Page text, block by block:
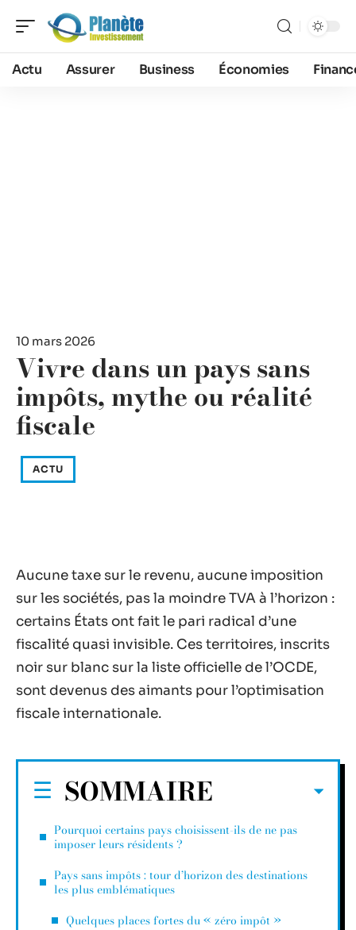
Actu Assurer Business Économies
10 mars 2026
Vivre dans un pays sans
impôts, mythe ou réalité
fiscale
ACTU
Aucune taxe sur le revenu, aucune imposition
sur les sociétés, pas la moindre TVA à l’horizon :
certains États ont fait le pari radical d’une
fiscalité quasi invisible. Ces territoires, inscrits
noir sur blanc sur la liste officielle de l’OCDE,
sont devenus des aimants pour l’optimisation
fiscale internationale.
SOMMAIRE
Pourquoi certains pays choisissent-ils de ne pas
imposer leurs résidents ?
Pays sans impôts : tour d’horizon des destinations
les plus emblématiques
Quelques places fortes du « zéro impôt »